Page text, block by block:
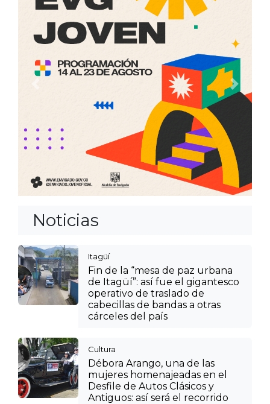
Noticias
Itagüí
Fin de la “mesa de paz urbana
de Itagüí”: así fue el gigantesco
operativo de traslado de
cabecillas de bandas a otras
cárceles del país
Cultura
Débora Arango, una de las
mujeres homenajeadas en el
Desfile de Autos Clásicos y
Antiguos: así será el recorrido